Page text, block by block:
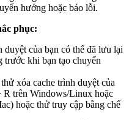
hướng hoặc báo lỗi.
phục:
duyệt của bạn có thể đã lưu lại
trước khi bạn tạo chuyển
xóa cache trình duyệt của
R trên Windows/Linux hoặc
hoặc thử truy cập bằng chế